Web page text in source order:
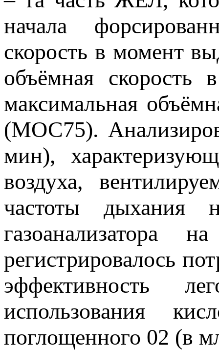
начала
скорость в момент
объёмная
максимальная
(МОС75).
мин),
воздуха,
частоты
газоанализатора
регистрировалось
эффективность
использования
поглощенного 02 (в